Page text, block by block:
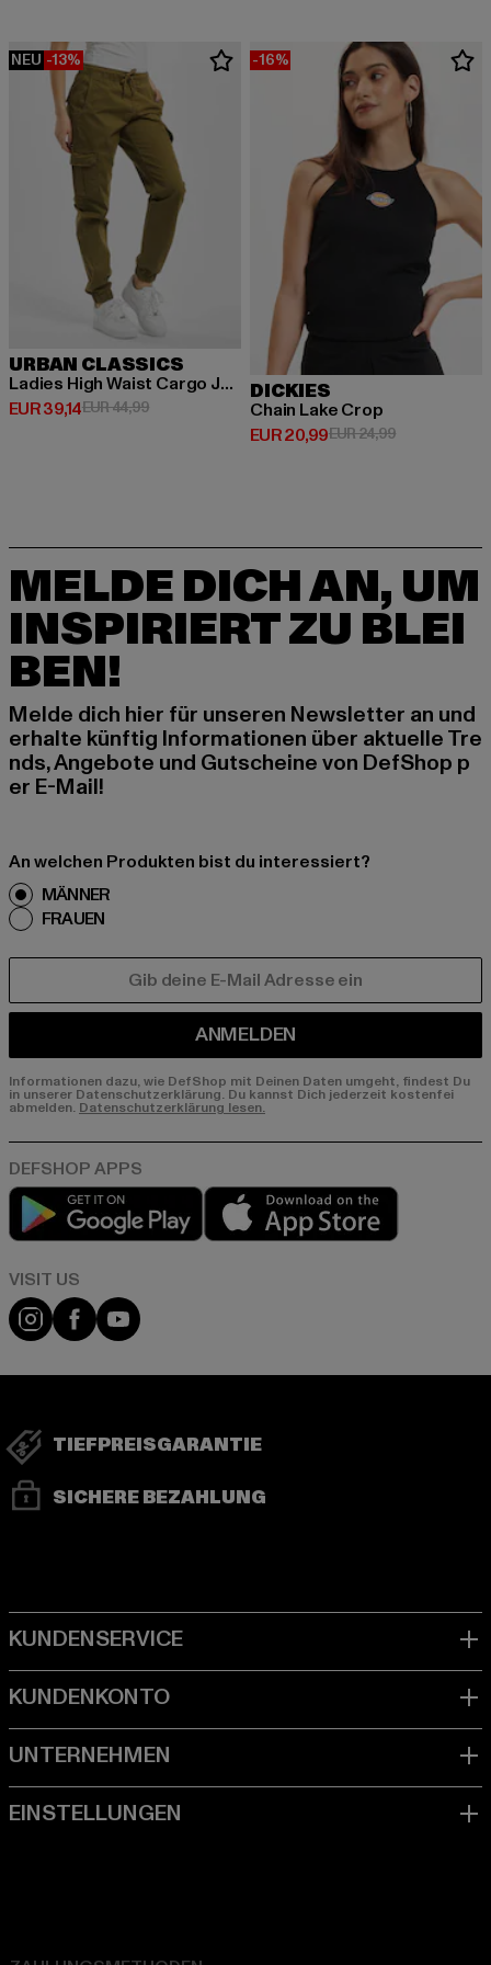
NEU -13%
URBAN CLASSICS
Ladies High Waist Cargo Jogging
EUR 39,14
Derzeitiger Preis: EUR 39,14
EUR 44,99Aktionspreis: EUR 44,99
-16%
DICKIES
Chain Lake Crop
EUR 20,99
Derzeitiger Preis: EUR 20,99
EUR 24,99Aktionspreis:
MELDE DICH AN, UM
INSPIRIERT ZU BLEI
BEN!
Melde dich hier für unseren Newsletter an und
erhalte künftig Informationen über aktuelle Tre
nds, Angebote und Gutscheine von DefShop p
er E-Mail!
An welchen Produkten bist du interessiert?
MÄNNER
FRAUEN
ANMELDEN
Informationen dazu, wie DefShop mit Deinen Daten umgeht, findest Du
in unserer Datenschutzerklärung. Du kannst Dich jederzeit kostenfei
abmelden.Datenschutzerklärung lesen.
Play market
Visit our Instagram page:
Visit our Facebook page:
Visit our YouTube channel:
TIEFPREISGARANTIE
SICHERE BEZAHLUNG